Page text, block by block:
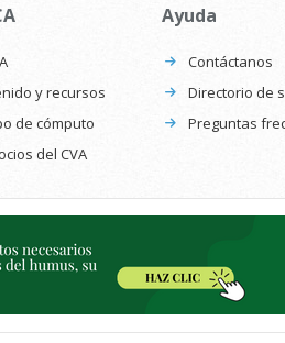
y recursos
de cómputo
del CVA
Ayuda
Contáctanos
Directorio de
Preguntas